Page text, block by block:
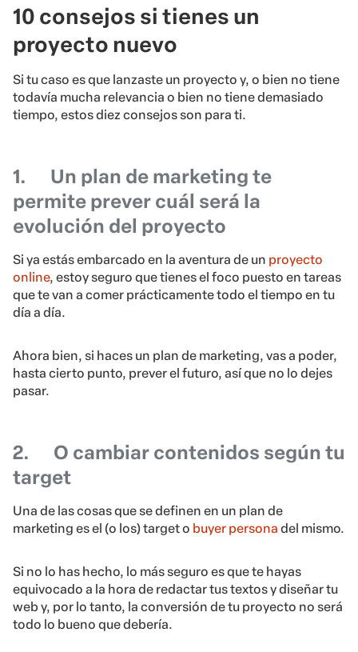
10 consejos si tienes un
proyecto nuevo
Si tu caso es que lanzaste un proyecto y, o bien no tiene
todavía mucha relevancia o bien no tiene demasiado
tiempo, estos diez consejos son para ti.
1.
Un plan de marketing te
permite prever cuál será la
evolución del proyecto
Si ya estás embarcado en la aventura de un proyecto
online, estoy seguro que tienes el foco puesto en tareas
que te van a comer prácticamente todo el tiempo en tu
día a día.
Ahora bien, si haces un plan de marketing, vas a poder,
hasta cierto punto, prever el futuro, así que no lo dejes
pasar.
2.
O cambiar contenidos según tu
target
Una de las cosas que se definen en un plan de
marketing es el (o los) target o buyer persona del mismo.
Si no lo has hecho, lo más seguro es que te hayas
equivocado a la hora de redactar tus textos y diseñar tu
web y, por lo tanto, la conversión de tu proyecto no será
todo lo bueno que debería.